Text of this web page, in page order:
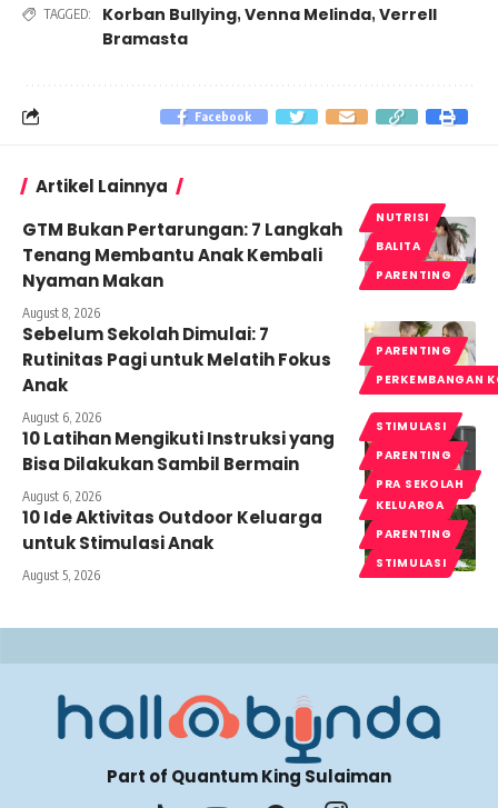
TAGGED: Korban Bullying, Venna Melinda, Verrell
Bramasta
Facebook
Artikel Lainnya
NUTRISI
BALITA
PARENTING
GTM Bukan Pertarungan: 7 Langkah
Tenang Membantu Anak Kembali
Nyaman Makan
August 8, 2026
PARENTING
PERKEMBANGAN
Sebelum Sekolah Dimulai: 7
Rutinitas Pagi untuk Melatih Fokus
Anak
August 6, 2026
STIMULASI
PARENTING
PRA SEKOLAH
10 Latihan Mengikuti Instruksi yang
Bisa Dilakukan Sambil Bermain
August 6, 2026
KELUARGA
PARENTING
STIMULASI
10 Ide Aktivitas Outdoor Keluarga
untuk Stimulasi Anak
August 5, 2026
Part of Quantum King Sulaiman